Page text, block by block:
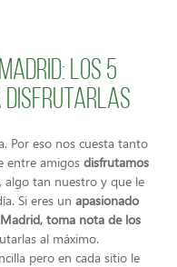
los 5
disfrutarlas
Por eso nos cuesta tanto
entre amigos disfrutamos
, algo tan nuestro y que le
Si eres un apasionado
toma nota de los
al máximo.
pero en cada sitio le